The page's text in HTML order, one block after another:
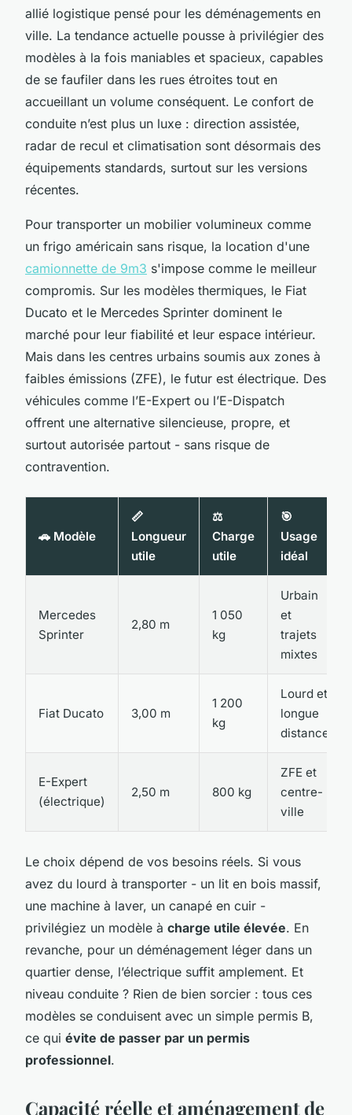
allié logistique pensé pour les déménagements en
ville. La tendance actuelle pousse à privilégier des
modèles à la fois maniables et spacieux, capables
de se faufiler dans les rues étroites tout en
accueillant un volume conséquent. Le confort de
conduite n’est plus un luxe : direction assistée,
radar de recul et climatisation sont désormais des
équipements standards, surtout sur les versions
récentes.
Pour transporter un mobilier volumineux comme
un frigo américain sans risque, la location d'une
camionnette de 9m3 s'impose comme le meilleur
compromis. Sur les modèles thermiques, le Fiat
Ducato et le Mercedes Sprinter dominent le
marché pour leur fiabilité et leur espace intérieur.
Mais dans les centres urbains soumis aux zones à
faibles émissions (ZFE), le futur est électrique. Des
véhicules comme l’E-Expert ou l’E-Dispatch
offrent une alternative silencieuse, propre, et
surtout autorisée partout - sans risque de
contravention.
🚗 Modèle
📏
Longueur
utile
⚖️
Charge
utile
🎯
Usage
idéal
Mercedes
Sprinter
2,80 m
1 050
kg
Urbain
et
trajets
mixtes
Fiat Ducato 3,00 m
1 200
kg
Lourd et
longue
distance
E-Expert
(électrique)
2,50 m 800 kg
ZFE et
centre-
ville
Le choix dépend de vos besoins réels. Si vous
avez du lourd à transporter - un lit en bois massif,
une machine à laver, un canapé en cuir -
privilégiez un modèle à charge utile élevée. En
revanche, pour un déménagement léger dans un
quartier dense, l’électrique suffit amplement. Et
niveau conduite ? Rien de bien sorcier : tous ces
modèles se conduisent avec un simple permis B,
ce qui évite de passer par un permis
professionnel.
Capacité réelle et aménagement de